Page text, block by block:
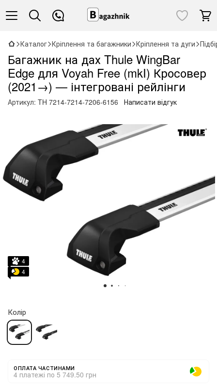
Каталог Кріплення та багажники Кріплення та дуги
Багажник на дах Thule WingBar
Edge для Voyah Free (mkI) Кросовер
(2021→) — інтегровані рейлінги
Артикул: TH 7214-7214-7206-6156 Написати відгук
4
4
Колір
ОПЛАТА ЧАСТИНАМИ
4 платежі по 5 749.50 грн